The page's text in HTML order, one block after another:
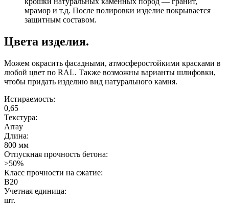
мрамор и т.д. После полировки изделие покрывается
защитным составом.
Цвета изделия.
Можем окрасить фасадными, атмосферостойкими красками в
любой цвет по RAL. Также возможны варианты шлифовки,
чтобы придать изделию вид натурального камня.
Истираемость:
0,65
Текстура:
Array
Длина:
800 мм
Отпускная прочность бетона:
>50%
Класс прочности на сжатие:
B20
Учетная единица:
шт.